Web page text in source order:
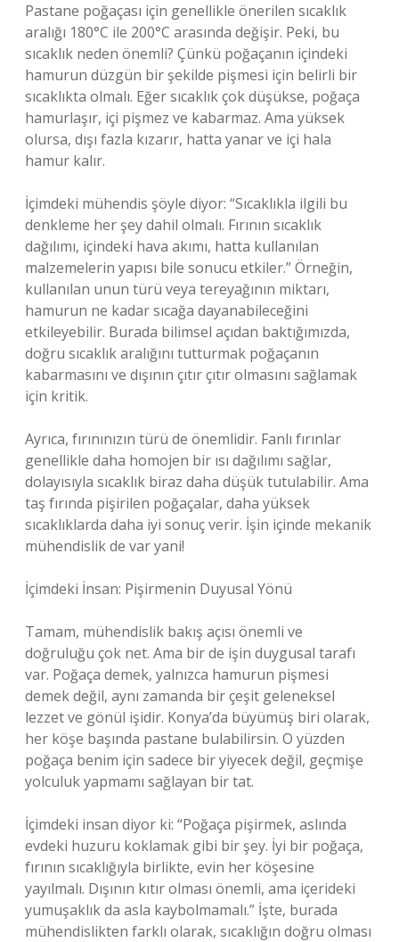
Pastane poğaçası için genellikle önerilen sıcaklık
aralığı 180°C ile 200°C arasında değişir. Peki, bu
sıcaklık neden önemli? Çünkü poğaçanın içindeki
hamurun düzgün bir şekilde pişmesi için belirli bir
sıcaklıkta olmalı. Eğer sıcaklık çok düşükse, poğaça
hamurlaşır, içi pişmez ve kabarmaz. Ama yüksek
olursa, dışı fazla kızarır, hatta yanar ve içi hala
hamur kalır.
İçimdeki mühendis şöyle diyor: “Sıcaklıkla ilgili bu
denkleme her şey dahil olmalı. Fırının sıcaklık
dağılımı, içindeki hava akımı, hatta kullanılan
malzemelerin yapısı bile sonucu etkiler.” Örneğin,
kullanılan unun türü veya tereyağının miktarı,
hamurun ne kadar sıcağa dayanabileceğini
etkileyebilir. Burada bilimsel açıdan baktığımızda,
doğru sıcaklık aralığını tutturmak poğaçanın
kabarmasını ve dışının çıtır çıtır olmasını sağlamak
için kritik.
Ayrıca, fırınınızın türü de önemlidir. Fanlı fırınlar
genellikle daha homojen bir ısı dağılımı sağlar,
dolayısıyla sıcaklık biraz daha düşük tutulabilir. Ama
taş fırında pişirilen poğaçalar, daha yüksek
sıcaklıklarda daha iyi sonuç verir. İşin içinde mekanik
mühendislik de var yani!
İçimdeki İnsan: Pişirmenin Duyusal Yönü
Tamam, mühendislik bakış açısı önemli ve
doğruluğu çok net. Ama bir de işin duygusal tarafı
var. Poğaça demek, yalnızca hamurun pişmesi
demek değil, aynı zamanda bir çeşit geleneksel
lezzet ve gönül işidir. Konya’da büyümüş biri olarak,
her köşe başında pastane bulabilirsin. O yüzden
poğaça benim için sadece bir yiyecek değil, geçmişe
yolculuk yapmamı sağlayan bir tat.
İçimdeki insan diyor ki: “Poğaça pişirmek, aslında
evdeki huzuru koklamak gibi bir şey. İyi bir poğaça,
fırının sıcaklığıyla birlikte, evin her köşesine
yayılmalı. Dışının kıtır olması önemli, ama içerideki
yumuşaklık da asla kaybolmamalı.” İşte, burada
mühendislikten farklı olarak, sıcaklığın doğru olması